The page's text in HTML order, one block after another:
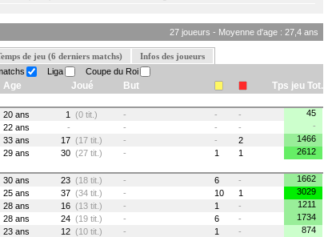
27 joueurs - Moyenne d'age : 27,4 ans
de jeu (6 derniers matchs)
Infos des joueurs
Liga Coupe du Roi
Age Joué But Tps jeu Tot.
20 ans 1 (0 tit.) - - -
45
22 ans - - - -
-
33 ans 17 (17 tit.) - - 2
1466
29 ans 30 (27 tit.) - 1 1
2612
30 ans 23 (18 tit.) - 6 -
1662
25 ans 37 (34 tit.) - 10 1
3029
28 ans 16 (13 tit.) - 1 -
1211
28 ans 24 (19 tit.) - 6 -
1734
23 ans 12 (10 tit.) - 1 -
874